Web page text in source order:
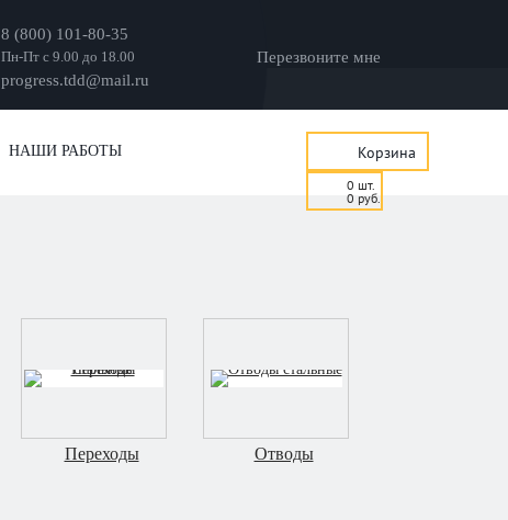
8 (800) 101-80-35
Пн-Пт с 9.00 до 18.00
progress.tdd@mail.ru
Перезвоните мне
НАШИ РАБОТЫ Корзина
0 шт.
0 руб.
Переходы Отводы